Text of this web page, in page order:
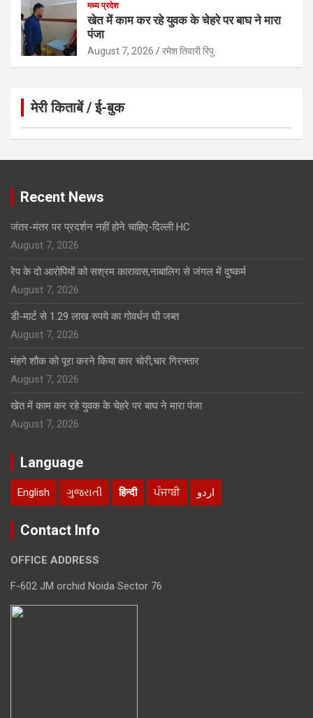
मध्य प्रदेश
खेत में काम कर रहे युवक के चेहरे पर बाघ ने मारा
पंजा
August 7, 2026 रमेश तिवारी रिपु
मेरी किताबें / ई-बुक
Click to Open Page
Recent News
जंतर-मंतर पर प्रदर्शन नहीं होने चाहिए-दिल्ली HC
August 7, 2026
रेप के दो आरोपियों को सश्रम कारावास,नाबालिग से जंगल में दुष्कर्म
August 7, 2026
डी-मार्ट से 1.29 लाख रुपये का गोवर्धन घी जब्त
August 7, 2026
मंहगे शौक को पूरा करने किया कार चोरी,चार गिरफ्तार
August 7, 2026
खेत में काम कर रहे युवक के चेहरे पर बाघ ने मारा पंजा
August 7, 2026
Language
English ગુજરાતી हिन्दी ਪੰਜਾਬੀ اردو
Contact Info
OFFICE ADDRESS
F-602 JM orchid Noida Sector 76